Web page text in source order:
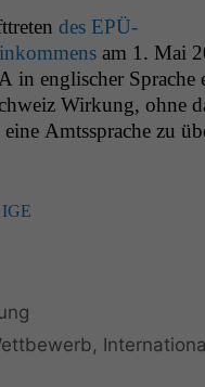
des EPÜ-
am 1. Mai
in englis­ch­er Sprache
Wirkung, ohne
Amtssprache zu
IGE
,